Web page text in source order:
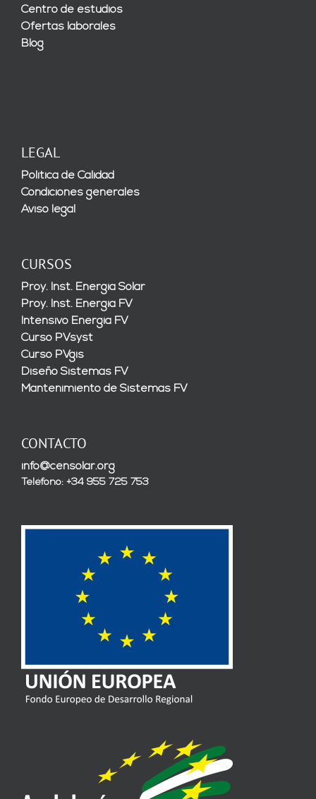
Centro de estudios
Ofertas laborales
Blog
LEGAL
Política de Calidad
Condiciones generales
Aviso legal
CURSOS
Proy. Inst. Energía Solar
Proy. Inst. Energía FV
Intensivo Energía FV
Curso PVsyst
Curso PVgis
Diseño Sistemas FV
Mantenimiento de Sistemas FV
CONTACTO
info@censolar.org
Teléfono: +34 955 725 753